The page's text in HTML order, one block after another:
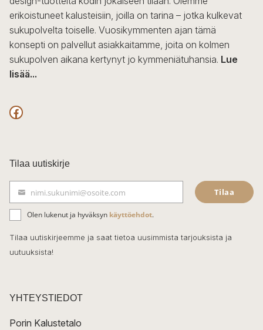
erikoistuneet kalusteisiin, joilla on tarina – jotka kulkevat
sukupolvelta toiselle. Vuosikymmenten ajan tämä
konsepti on palvellut asiakkaitamme, joita on kolmen
sukupolven aikana kertynyt jo kymmeniätuhansia. Lue
lisää...
F
c
e
b
o
o
k
Tilaa uutiskirje
ä
h
k
t
nimi.sukunimi@osoite.com Tilaa
Olen lukenut ja hyväksyn käyttöehdot.
Tilaa uutiskirjeemme ja saat tietoa uusimmista tarjouksista ja
uutuuksista!
YHTEYSTIEDOT
Porin Kalustetalo